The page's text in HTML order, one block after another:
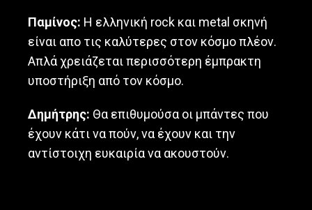
Παμίνος: Η ελληνική rock και metal σκηνή
είναι απο τις καλύτερες στον κόσμο πλέον.
Απλά χρειάζεται περισσότερη έμπρακτη
υποστήριξη από τον κόσμο.
Δημήτρης: Θα επιθυμούσα οι μπάντες που
έχουν κάτι να πούν, να έχουν και την
αντίστοιχη ευκαιρία να ακουστούν.